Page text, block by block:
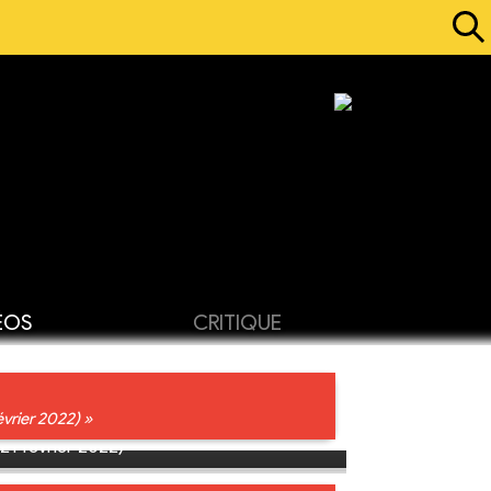
CRITIQUE
2022) »
février 2022)